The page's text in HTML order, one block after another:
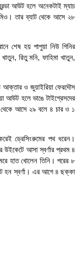
আউট হলে অনেকটাই ম্যাচ
তার ব্যাট থেকে আসে ২৮
শেষ হয় পাপুয়া নিউ গিনির
রিতু মনি, ফাহিমা খাতুন,
আক্তার ও জুয়াইরিয়া ফেরদৌস
আউট হলে ভাঙে টাইগ্রেসদের
থেকে আসে ২৯ বলে ৪ চার ও ১
ড্রেসিংরুমের পথ ধরেন।
আসা স্বর্ণার প্রথম ৪
হাত খোলেন তিনি। পরের ৮
স্বর্ণা। এর আগে ৪ ছক্কা